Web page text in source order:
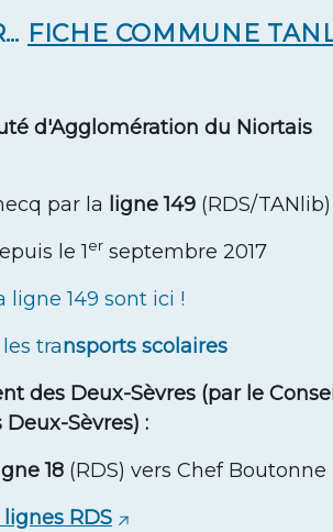
FICHE COMMUNE
d'Agglomération du Niortais
par la ligne 149 (RDS/TANlib)
le 1er septembre 2017
ligne 149 sont ici !
transports scolaires
des Deux-Sèvres (par le
Sèvres) :
18 (RDS) vers Chef Boutonne
RDS